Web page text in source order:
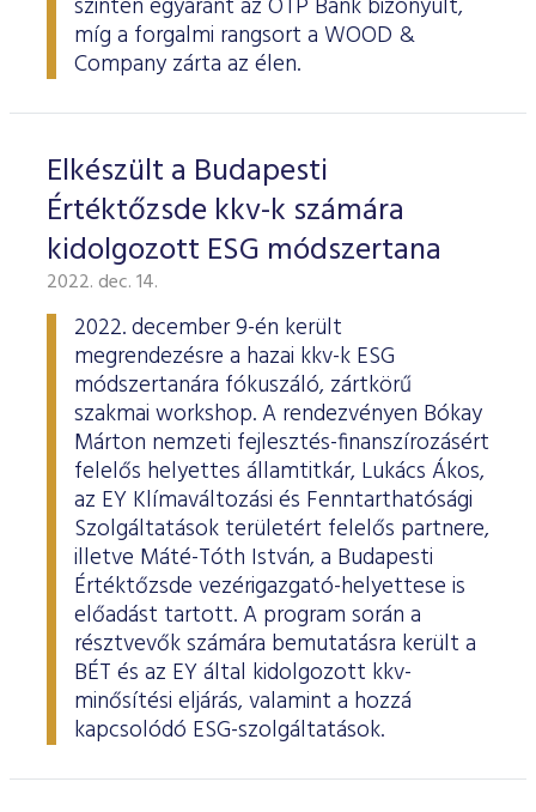
ESG Útmutató
szinten egyaránt az OTP Bank bizonyult,
míg a forgalmi rangsort a WOOD &
Company zárta az élen.
Elkészült a Budapesti
Értéktőzsde kkv-k számára
kidolgozott ESG módszertana
2022. dec. 14.
2022. december 9-én került
megrendezésre a hazai kkv-k ESG
módszertanára fókuszáló, zártkörű
szakmai workshop. A rendezvényen Bókay
Márton nemzeti fejlesztés-finanszírozásért
felelős helyettes államtitkár, Lukács Ákos,
az EY Klímaváltozási és Fenntarthatósági
Szolgáltatások területért felelős partnere,
illetve Máté-Tóth István, a Budapesti
Értéktőzsde vezérigazgató-helyettese is
előadást tartott. A program során a
résztvevők számára bemutatásra került a
BÉT és az EY által kidolgozott kkv-
minősítési eljárás, valamint a hozzá
kapcsolódó ESG-szolgáltatások.